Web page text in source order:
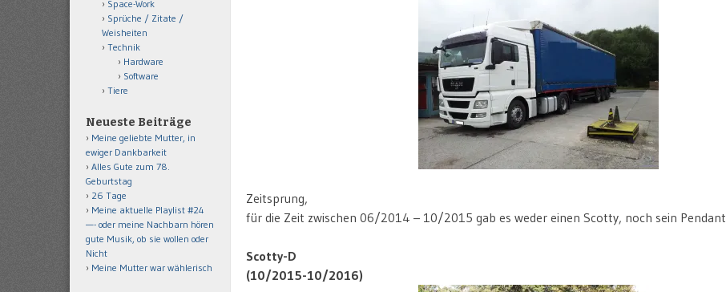
Zeitsprung,
für die Zeit zwischen 06/2014 – 10/2015 gab es weder einen Scotty, noch sein Pendant
Scotty-D
(10/2015-10/2016)
Space-Work
Sprüche / Zitate /
Weisheiten
Technik
Hardware
Software
Tiere
Neueste Beiträge
Meine geliebte Mutter, in
ewiger Dankbarkeit
Alles Gute zum 78.
Geburtstag
26 Tage
Meine aktuelle Playlist #24
—- oder meine Nachbarn hören
gute Musik, ob sie wollen oder
Nicht
Meine Mutter war wählerisch